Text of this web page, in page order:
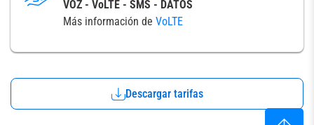
VOZ - VoLTE - SMS - DATOS
Más información de VoLTE
Descargar tarifas